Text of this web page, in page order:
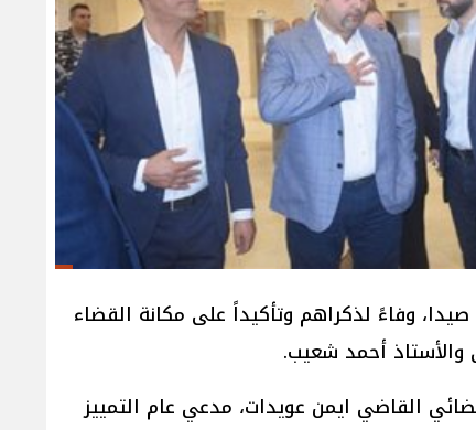
وفاءً لذكراهم وتأكيداً على مكانة القضاء
والأستاذ أحمد شعيب.
القاضي ايمن عويدات، مدعي عام التمييز